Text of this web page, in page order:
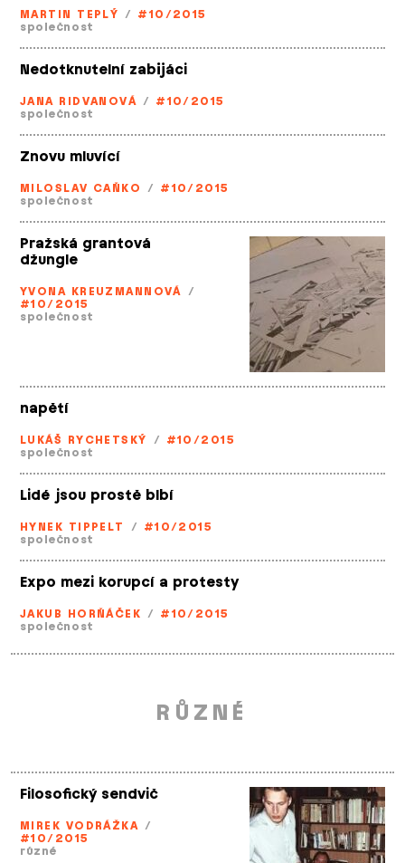
MARTIN TEPLÝ / #10/2015
společnost
Nedotknutelní zabijáci
JANA RIDVANOVÁ / #10/2015
společnost
Znovu mluvící
MILOSLAV CAŇKO / #10/2015
společnost
Pražská grantová
džungle
YVONA KREUZMANNOVÁ /
#10/2015
společnost
napětí
LUKÁŠ RYCHETSKÝ / #10/2015
společnost
Lidé jsou prostě blbí
HYNEK TIPPELT / #10/2015
společnost
Expo mezi korupcí a protesty
JAKUB HORŇÁČEK / #10/2015
společnost
RŮZNÉ
Filosofický sendvič
MIREK VODRÁŽKA /
#10/2015
různé